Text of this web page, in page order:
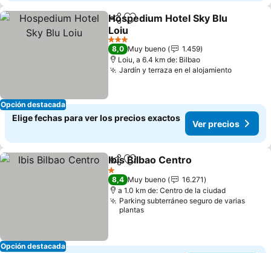
Opción destacada
CompartirAgregar a favoritos
Hospedium Hotel Sky Blu
Loiu
Ver precios
3 Estrellas
8,0 Muy bueno
1.459
Loiu, a 6.4 km de: Bilbao
Jardín y terraza en el alojamientoVer
Elige fechas para ver los precios exactos
Ver precios
Opción destacada
CompartirAgregar a favoritos
Ibis Bilbao Centro
1 Estrellas
8,4 Muy bueno
16.271
a 1.0 km de: Centro de la ciudad
Parking subterráneo seguro de varias
plantas